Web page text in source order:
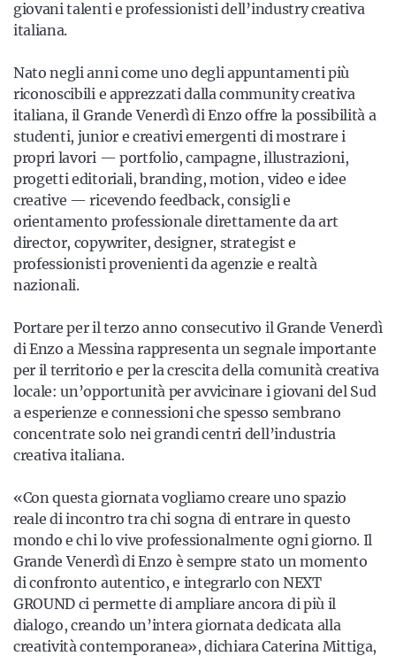
giovani talenti e professionisti dell’industry creativa
italiana.
Nato negli anni come uno degli appuntamenti più
riconoscibili e apprezzati dalla community creativa
italiana, il Grande Venerdì di Enzo offre la possibilità a
studenti, junior e creativi emergenti di mostrare i
propri lavori — portfolio, campagne, illustrazioni,
progetti editoriali, branding, motion, video e idee
creative — ricevendo feedback, consigli e
orientamento professionale direttamente da art
director, copywriter, designer, strategist e
professionisti provenienti da agenzie e realtà
nazionali.
Portare per il terzo anno consecutivo il Grande Venerdì
di Enzo a Messina rappresenta un segnale importante
per il territorio e per la crescita della comunità creativa
locale: un’opportunità per avvicinare i giovani del Sud
a esperienze e connessioni che spesso sembrano
concentrate solo nei grandi centri dell’industria
creativa italiana.
«Con questa giornata vogliamo creare uno spazio
reale di incontro tra chi sogna di entrare in questo
mondo e chi lo vive professionalmente ogni giorno. Il
Grande Venerdì di Enzo è sempre stato un momento
di confronto autentico, e integrarlo con NEXT
GROUND ci permette di ampliare ancora di più il
dialogo, creando un’intera giornata dedicata alla
creatività contemporanea», dichiara Caterina Mittiga,